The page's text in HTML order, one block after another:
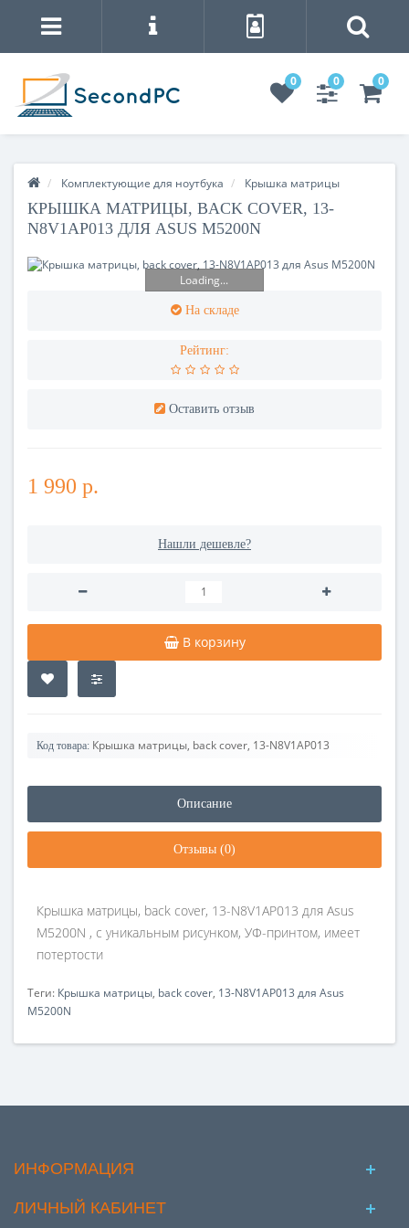
0 0 0
Комплектующие для ноутбука Крышка матрицы
КРЫШКА МАТРИЦЫ, BACK COVER, 13-
N8V1AP013 ДЛЯ ASUS M5200N
Loading...
На складе
Рейтинг:
Оставить отзыв
1 990 р.
Нашли дешевле?
В корзину
Код товара: Крышка матрицы, back cover, 13-N8V1AP013
Описание
Отзывы (0)
Крышка матрицы, back cover, 13-N8V1AP013 для Asus
M5200N , с уникальным рисунком, УФ-принтом, имеет
потертости
Теги: Крышка матрицы, back cover, 13-N8V1AP013 для Asus
M5200N
ИНФОРМАЦИЯ
ЛИЧНЫЙ КАБИНЕТ